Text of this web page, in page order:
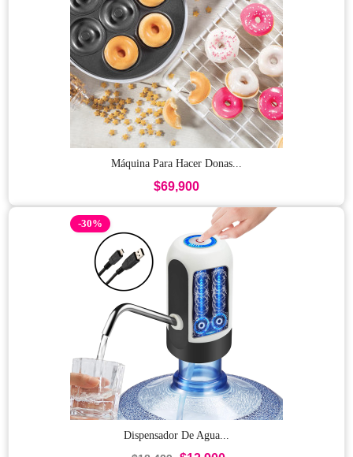
Máquina Para Hacer Donas...
$69,900
-30%
Dispensador De Agua...